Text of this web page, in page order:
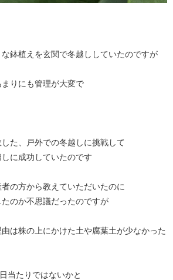
を玄関で冬越ししていたのですが
も管理が大変で
外での冬越しに挑戦して
功していたのです
ら教えていただいたのに
不思議だったのですが
上にかけた土や腐葉土が少なかった
りではないかと